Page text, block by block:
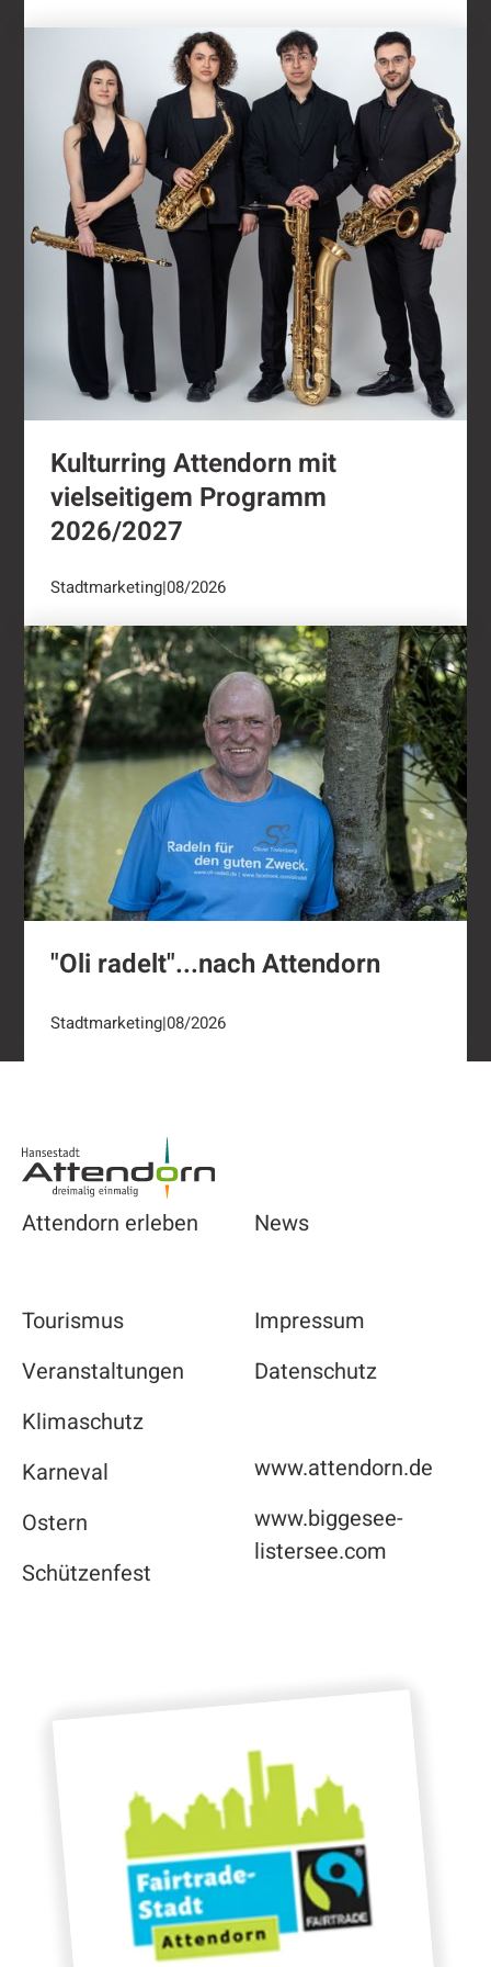
Kulturring Attendorn mit vielseitigem
Kulturring Attendorn mit
vielseitigem Programm
2026/2027
Stadtmarketing|08/2026
"Oli radelt"...nach Attendorn
"Oli radelt"...nach Attendorn
Stadtmarketing|08/2026
Attendorn erleben
Tourismus
Veranstaltungen
Klimaschutz
Karneval
Ostern
Schützenfest
News
Impressum
Datenschutz
www.attendorn.de
www.biggesee-
listersee.com